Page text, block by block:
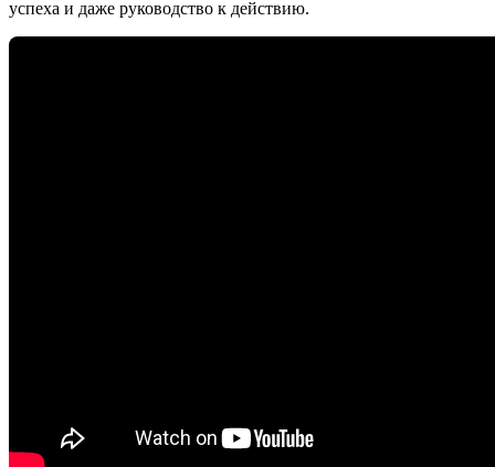
успеха и даже руководство к действию.